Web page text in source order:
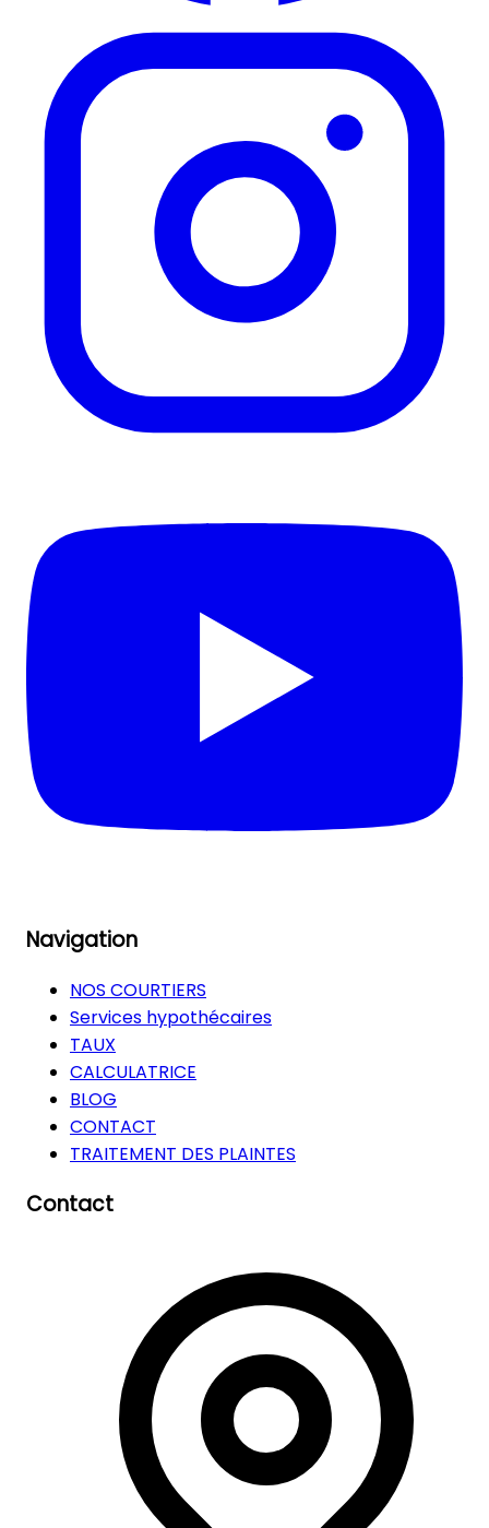
Navigation
NOS COURTIERS
Services hypothécaires
TAUX
CALCULATRICE
BLOG
CONTACT
TRAITEMENT DES PLAINTES
Contact